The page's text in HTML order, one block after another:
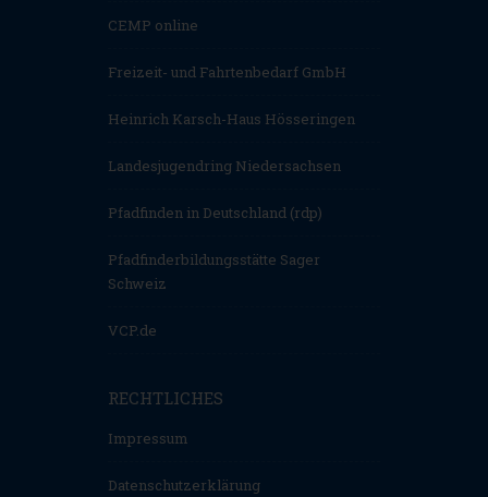
CEMP online
Freizeit- und Fahrtenbedarf GmbH
Heinrich Karsch-Haus Hösseringen
Landesjugendring Niedersachsen
Pfadfinden in Deutschland (rdp)
Pfadfinderbildungsstätte Sager
Schweiz
VCP.de
RECHTLICHES
Impressum
Datenschutzerklärung